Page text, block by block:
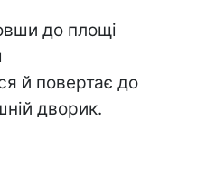
до площі
й повертає до
дворик.